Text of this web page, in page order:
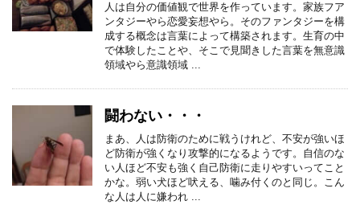
人は自分の価値観で世界を作っています。家族フア
ンタジーやら恋愛妄想やら。そのファンタジーを構
成する概念は言葉によって構築されます。生育の中
で体験したことや、そこで見聞きした言葉を無意識
領域やら意識領域 ...
闘わない・・・
まあ、人は防衛のために戦うけれど、不安が強いほ
ど防衛が強くなり攻撃的になるようです。自信のな
い人ほど不安も強く自己防衛に走りやすいってこと
かな。弱い犬ほど吠える、噛み付くのと同じ。こん
な人は人に嫌われ ...